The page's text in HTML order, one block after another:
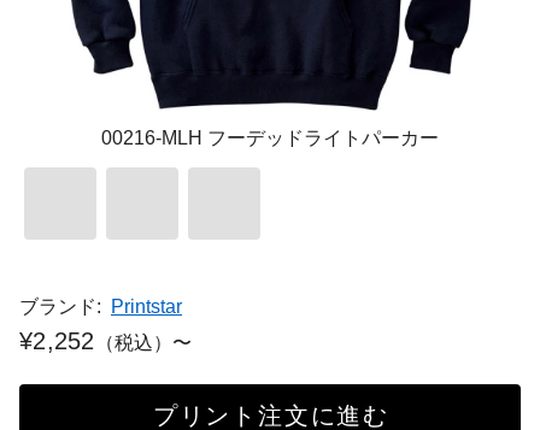
00216-MLH フーデッドライトパーカー
ブランド: Printstar
¥2,252 （税込）〜
プリント注文に進む